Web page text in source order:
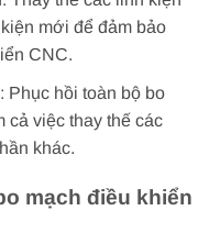
mới để đảm bảo
CNC.
Phục hồi toàn bộ bo
cả việc thay thế các
khác.
mạch điều khiển